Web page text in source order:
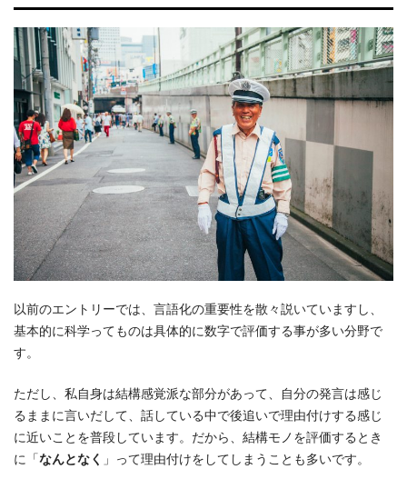
以前のエントリーでは、言語化の重要性を散々説いていますし、
基本的に科学ってものは具体的に数字で評価する事が多い分野で
す。
ただし、私自身は結構感覚派な部分があって、自分の発言は感じ
るままに言いだして、話している中で後追いで理由付けする感じ
に近いことを普段しています。だから、結構モノを評価するとき
に「なんとなく 」って理由付けをしてしまうことも多いです。